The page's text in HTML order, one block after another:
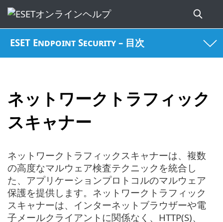
ESET Endpoint Security – 目次
ネットワークトラフィック
スキャナー
ネットワークトラフィックスキャナーは、複数
の高度なマルウェア検査テクニックを統合し
た、アプリケーションプロトコルのマルウェア
保護を提供します。ネットワークトラフィック
スキャナーは、インターネットブラウザーや電
子メールクライアントに関係なく、HTTP(S)、